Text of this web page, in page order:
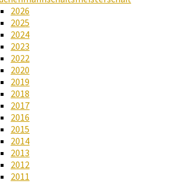
2026
2025
2024
2023
2022
2020
2019
2018
2017
2016
2015
2014
2013
2012
2011